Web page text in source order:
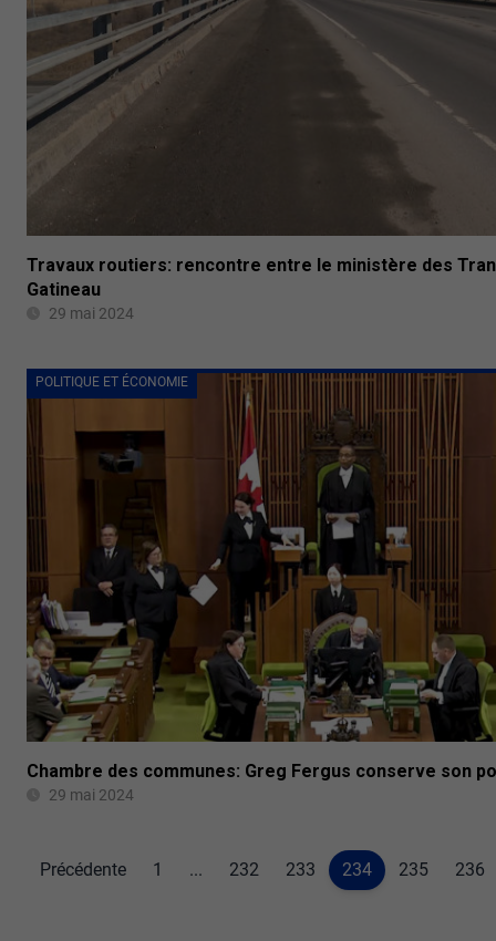
Travaux routiers: rencontre entre le ministère des
Gatineau
29 mai 2024
POLITIQUE ET ÉCONOMIE
Chambre des communes: Greg Fergus conserve son
29 mai 2024
Précédente 1 ... 232 233 234 235 236